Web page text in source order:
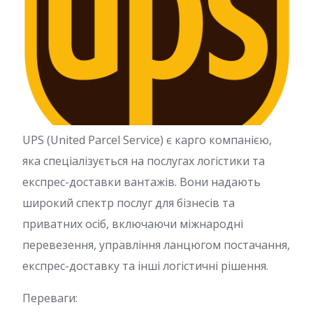
UPS (United Parcel Service) є карго компанією,
яка спеціалізується на послугах логістики та
експрес-доставки вантажів. Вони надають
широкий спектр послуг для бізнесів та
приватних осіб, включаючи міжнародні
перевезення, управління ланцюгом постачання,
експрес-доставку та інші логістичні рішення.
Переваги: